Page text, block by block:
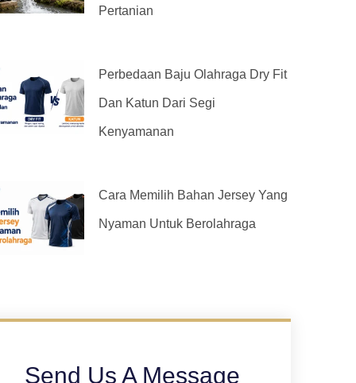
Pertanian
Perbedaan Baju Olahraga Dry Fit
Dan Katun Dari Segi
Kenyamanan
Cara Memilih Bahan Jersey Yang
Nyaman Untuk Berolahraga
Send Us A Message